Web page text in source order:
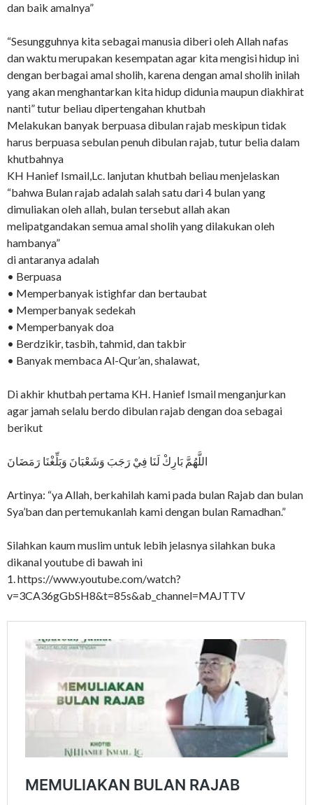
dan baik amalnya”
“Sesungguhnya kita sebagai manusia diberi oleh Allah nafas
dan waktu merupakan kesempatan agar kita mengisi hidup ini
dengan berbagai amal sholih, karena dengan amal sholih inilah
yang akan menghantarkan kita hidup didunia maupun diakhirat
nanti” tutur beliau dipertengahan khutbah
Melakukan banyak berpuasa dibulan rajab meskipun tidak
harus berpuasa sebulan penuh dibulan rajab, tutur belia dalam
khutbahnya
KH Hanief Ismail,Lc. lanjutan khutbah beliau menjelaskan
“bahwa Bulan rajab adalah salah satu dari 4 bulan yang
dimuliakan oleh allah, bulan tersebut allah akan
melipatgandakan semua amal sholih yang dilakukan oleh
hambanya”
di antaranya adalah
• Berpuasa
• Memperbanyak istighfar dan bertaubat
• Memperbanyak sedekah
• Memperbanyak doa
• Berdzikir, tasbih, tahmid, dan takbir
• Banyak membaca Al-Qur’an, shalawat,
Di akhir khutbah pertama KH. Hanief Ismail menganjurkan
agar jamah selalu berdo dibulan rajab dengan doa sebagai
berikut
اللَّهُمَّ بَارِكْ لَنَا فِيْ رَجَبَ وَشَعْبَانَ وَبَلِّغْنَا رَمَضَانَ
Artinya: “ya Allah, berkahilah kami pada bulan Rajab dan bulan
Sya’ban dan pertemukanlah kami dengan bulan Ramadhan.”
Silahkan kaum muslim untuk lebih jelasnya silahkan buka
dikanal youtube di bawah ini
1. https://www.youtube.com/watch?
v=3CA36gGbSH8&t=85s&ab_channel=MAJTTV